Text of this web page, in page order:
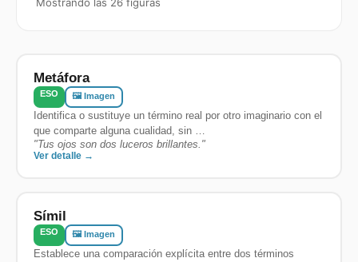
Metáfora
ESO 🖼️ Imagen
Identifica o sustituye un término real por otro imaginario con el
que comparte alguna cualidad, sin …
"Tus ojos son dos luceros brillantes. "
Ver detalle →
Símil
ESO 🖼️ Imagen
Establece una comparación explícita entre dos términos